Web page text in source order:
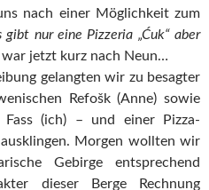
nach einer Möglichkeit zum
gibt nur eine Pizzeria „Ćuk“ aber
war jetzt kurz nach Neun…
gelangten wir zu besagter
Refošk (Anne) sowie
(ich) – und einer Pizza-
Morgen wollten wir
Gebirge entsprechend
dieser Berge Rechnung